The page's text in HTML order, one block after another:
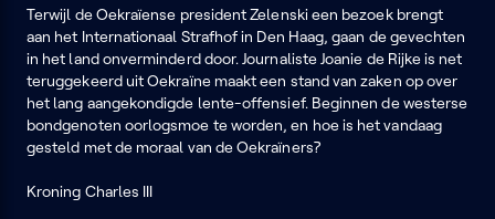
Terwijl de Oekraïense president Zelenski een bezoek brengt
aan het Internationaal Strafhof in Den Haag, gaan de gevechten
in het land onverminderd door. Journaliste Joanie de Rijke is net
teruggekeerd uit Oekraïne maakt een stand van zaken op over
het lang aangekondigde lente-offensief. Beginnen de westerse
bondgenoten oorlogsmoe te worden, en hoe is het vandaag
gesteld met de moraal van de Oekraïners?
Kroning Charles III